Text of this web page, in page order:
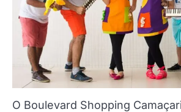
O Boulevard Shopping